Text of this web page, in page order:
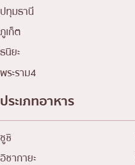
ปทุมธานี
ภูเก็ต
ธนิยะ
พระราม4
ประเภทอาหาร
ซูชิ
อิซากายะ